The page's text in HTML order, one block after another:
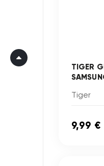
TIGER
Tiger
9,99 €